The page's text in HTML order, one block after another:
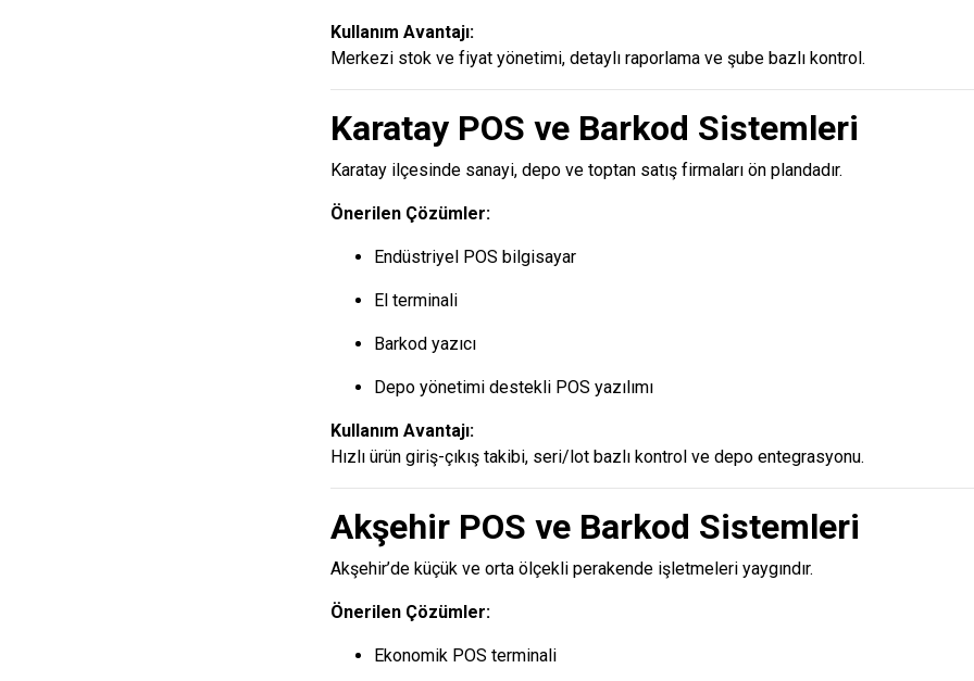
Kullanım Avantajı:
Merkezi stok ve fiyat yönetimi, detaylı raporlama ve şube bazlı kontrol.
Karatay POS ve Barkod Sistemleri
Karatay ilçesinde sanayi, depo ve toptan satış firmaları ön plandadır.
Önerilen Çözümler:
Endüstriyel POS bilgisayar
El terminali
Barkod yazıcı
Depo yönetimi destekli POS yazılımı
Kullanım Avantajı:
Hızlı ürün giriş-çıkış takibi, seri/lot bazlı kontrol ve depo entegrasyonu.
Akşehir POS ve Barkod Sistemleri
Akşehir’de küçük ve orta ölçekli perakende işletmeleri yaygındır.
Önerilen Çözümler:
Ekonomik POS terminali